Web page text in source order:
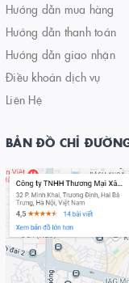
Hướng dẫn mua hàng
Hướng dẫn thanh toán
Hướng dẫn giao nhận
Điều khoản dịch vụ
Liên Hệ
BẢN ĐỒ CHỈ